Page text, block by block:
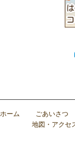
ホーム ごあいさつ
地図・アクセ